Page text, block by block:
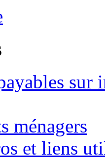
sur
ménagers
et liens